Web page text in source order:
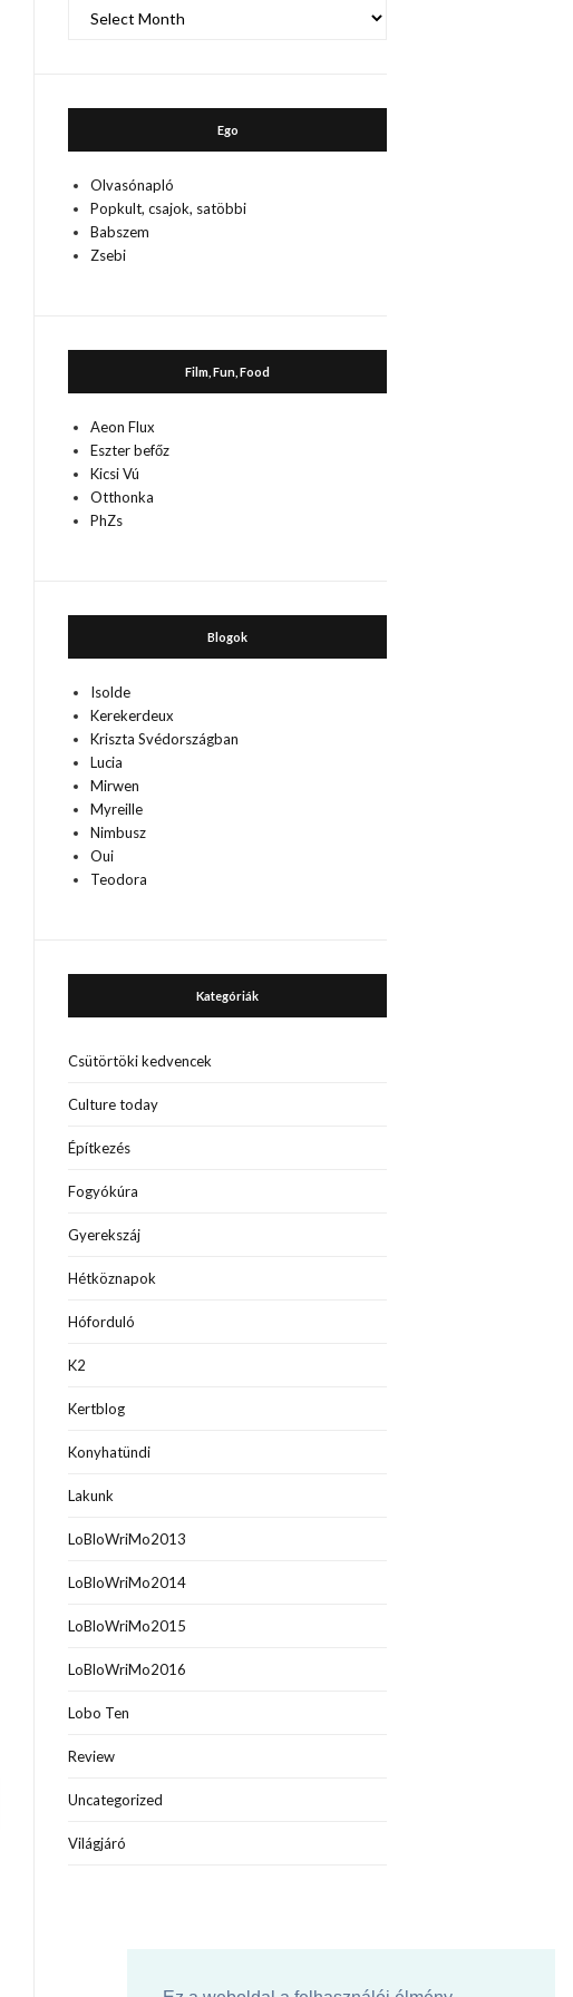
múlt
Ego
Olvasónapló
Popkult, csajok, satöbbi
Babszem
Zsebi
Film, Fun, Food
Aeon Flux
Eszter befőz
Kicsi Vú
Otthonka
PhZs
Blogok
Isolde
Kerekerdeux
Kriszta Svédországban
Lucia
Mirwen
Myreille
Nimbusz
Oui
Teodora
Kategóriák
Csütörtöki kedvencek
Culture today
Építkezés
Fogyókúra
Gyerekszáj
Hétköznapok
Hóforduló
K2
Kertblog
Konyhatündi
Lakunk
LoBloWriMo2013
LoBloWriMo2014
LoBloWriMo2015
LoBloWriMo2016
Lobo Ten
Review
Uncategorized
Világjáró